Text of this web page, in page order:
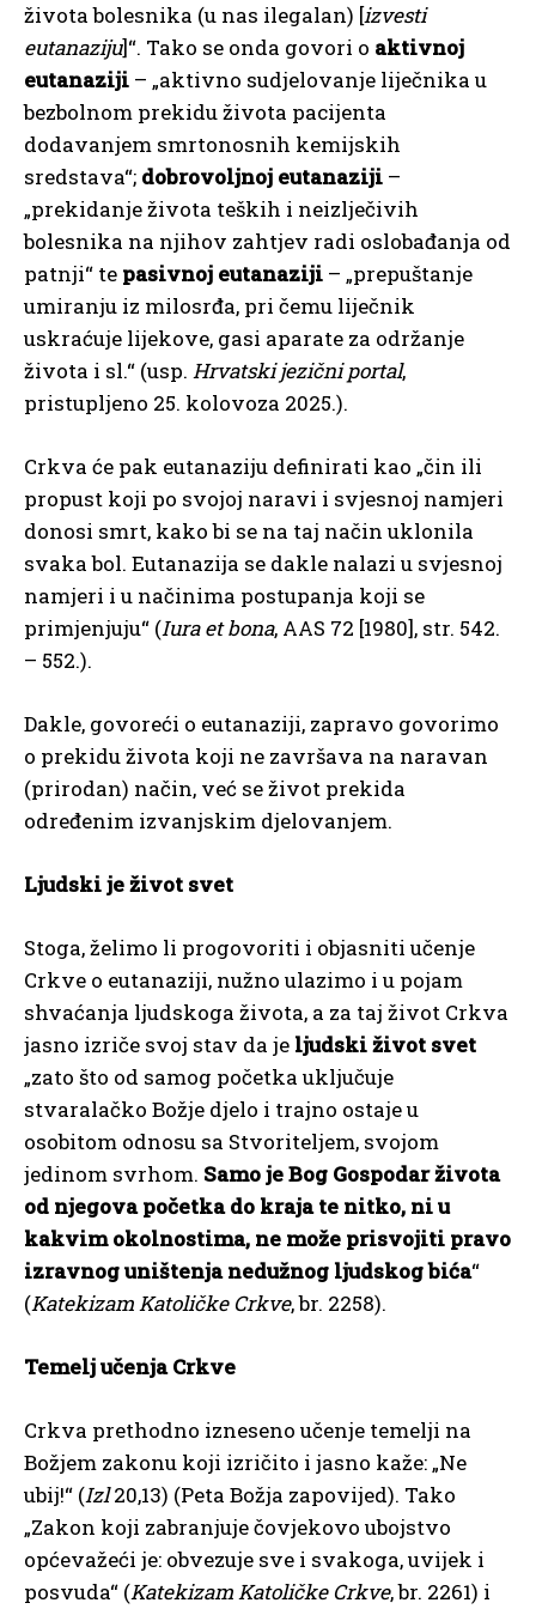
života bolesnika (u nas ilegalan) [izvesti
eutanaziju]“. Tako se onda govori o aktivnoj
eutanaziji – „aktivno sudjelovanje liječnika u
bezbolnom prekidu života pacijenta
dodavanjem smrtonosnih kemijskih
sredstava“; dobrovoljnoj eutanaziji –
„prekidanje života teških i neizlječivih
bolesnika na njihov zahtjev radi oslobađanja od
patnji“ te pasivnoj eutanaziji – „prepuštanje
umiranju iz milosrđa, pri čemu liječnik
uskraćuje lijekove, gasi aparate za održanje
života i sl.“ (usp. Hrvatski jezični portal,
pristupljeno 25. kolovoza 2025.).
Crkva će pak eutanaziju definirati kao „čin ili
propust koji po svojoj naravi i svjesnoj namjeri
donosi smrt, kako bi se na taj način uklonila
svaka bol. Eutanazija se dakle nalazi u svjesnoj
namjeri i u načinima postupanja koji se
primjenjuju“ (Iura et bona, AAS 72 [1980], str. 542.
– 552.).
Dakle, govoreći o eutanaziji, zapravo govorimo
o prekidu života koji ne završava na naravan
(prirodan) način, već se život prekida
određenim izvanjskim djelovanjem.
Ljudski je život svet
Stoga, želimo li progovoriti i objasniti učenje
Crkve o eutanaziji, nužno ulazimo i u pojam
shvaćanja ljudskoga života, a za taj život Crkva
jasno izriče svoj stav da je ljudski život svet
„zato što od samog početka uključuje
stvaralačko Božje djelo i trajno ostaje u
osobitom odnosu sa Stvoriteljem, svojom
jedinom svrhom. Samo je Bog Gospodar života
od njegova početka do kraja te nitko, ni u
kakvim okolnostima, ne može prisvojiti pravo
izravnog uništenja nedužnog ljudskog bića“
(Katekizam Katoličke Crkve, br. 2258).
Temelj učenja Crkve
Crkva prethodno izneseno učenje temelji na
Božjem zakonu koji izričito i jasno kaže: „Ne
ubij!“ (Izl20,13) (Peta Božja zapovijed). Tako
„Zakon koji zabranjuje čovjekovo ubojstvo
općevažeći je: obvezuje sve i svakoga, uvijek i
posvuda“ (Katekizam Katoličke Crkve, br. 2261) i